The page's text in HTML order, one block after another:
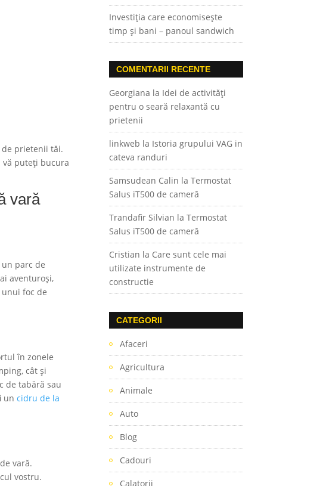
prietenii tăi.
puteți bucura
vară
parc de
aventuroși,
foc de
în zonele
cât și
de tabără sau
uncidru de la
vară.
vostru.
Investiția care economisește
timp și bani – panoul sandwich
COMENTARII RECENTE
Georgiana la Idei de activități
pentru o seară relaxantă cu
prietenii
linkweb la Istoria grupului VAG in
cateva randuri
Samsudean Calin laTermostat
Salus iT500 de cameră
Trandafir Silvian laTermostat
Salus iT500 de cameră
Cristian la Care sunt cele mai
utilizate instrumente de
constructie
CATEGORII
Afaceri
Agricultura
Animale
Auto
Blog
Cadouri
Calatorii